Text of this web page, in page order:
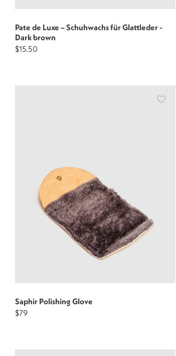
Pate de Luxe – Schuhwachs für Glattleder -
Dark brown
$15.50
Saphir Polishing Glove
$79